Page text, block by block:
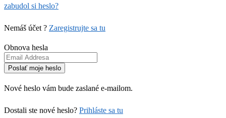
zabudol si heslo?
Nemáš účet ? Zaregistrujte sa tu
Obnova hesla
Nové heslo vám bude zaslané e-mailom.
Dostali ste nové heslo? Prihláste sa tu